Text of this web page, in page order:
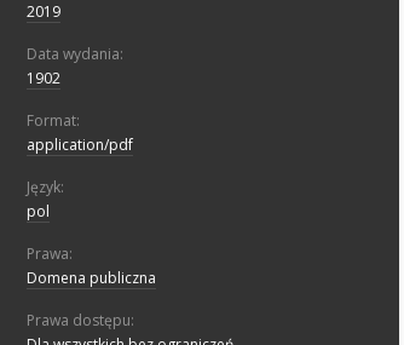
2019
Data wydania:
1902
Format:
application/pdf
Język:
pol
Prawa:
Domena publiczna
Prawa dostępu: